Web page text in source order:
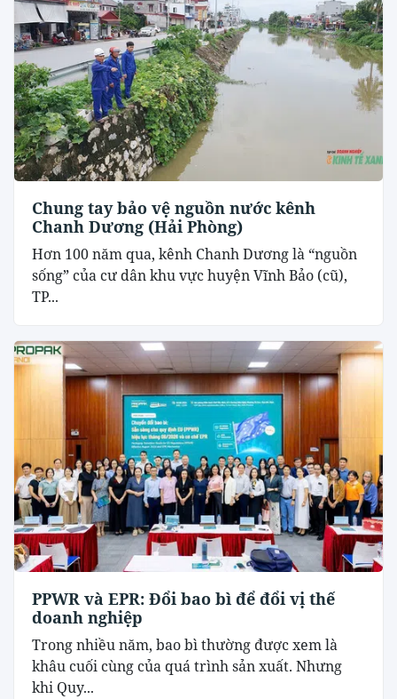
Chung tay bảo vệ nguồn nước kênh
Chanh Dương (Hải Phòng)
Hơn 100 năm qua, kênh Chanh Dương là “nguồn
sống” của cư dân khu vực huyện Vĩnh Bảo (cũ),
TP...
PPWR và EPR: Đổi bao bì để đổi vị thế
doanh nghiệp
Trong nhiều năm, bao bì thường được xem là
khâu cuối cùng của quá trình sản xuất. Nhưng
khi Quy...